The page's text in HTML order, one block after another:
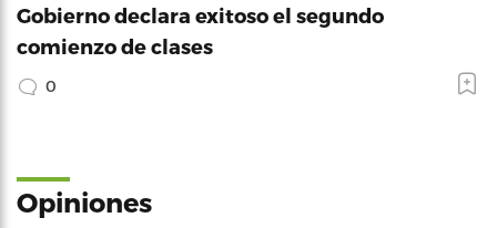
Gobierno declara exitoso el segundo
comienzo de clases
0
Opiniones